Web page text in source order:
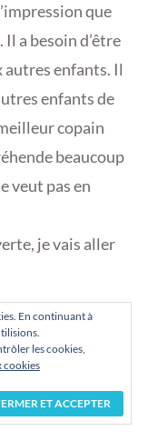
que
a besoin d’être
autres enfants. Il
enfants de
copain
beaucoup
veut pas en
je vais aller
En continuant à
les cookies,
cookies